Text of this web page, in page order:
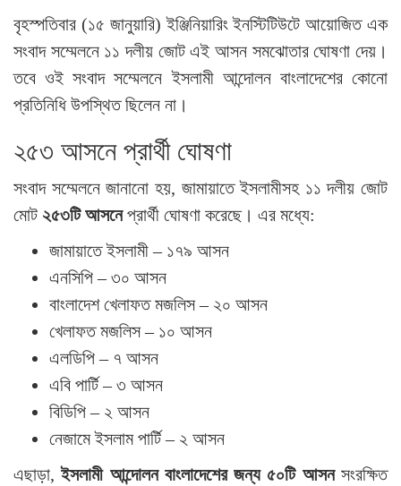
বৃহস্পতিবার (১৫ জানুয়ারি) ইঞ্জিনিয়ারিং ইনস্টিটিউটে আয়োজিত এক
সংবাদ সম্মেলনে ১১ দলীয় জোট এই আসন সমঝোতার ঘোষণা দেয়।
তবে ওই সংবাদ সম্মেলনে ইসলামী আন্দোলন বাংলাদেশের কোনো
প্রতিনিধি উপস্থিত ছিলেন না।
২৫৩ আসনে প্রার্থী ঘোষণা
সংবাদ সম্মেলনে জানানো হয়, জামায়াতে ইসলামীসহ ১১ দলীয় জোট
মোট ২৫৩টি আসনেপ্রার্থী ঘোষণা করেছে। এর মধ্যে:
জামায়াতে ইসলামী – ১৭৯ আসন
এনসিপি – ৩০ আসন
বাংলাদেশ খেলাফত মজলিস – ২০ আসন
খেলাফত মজলিস – ১০ আসন
এলডিপি – ৭ আসন
এবি পার্টি – ৩ আসন
বিডিপি – ২ আসন
নেজামে ইসলাম পার্টি – ২ আসন
এছাড়া,ইসলামী আন্দোলন বাংলাদেশের জন্য ৫০টি আসনসংরক্ষিত